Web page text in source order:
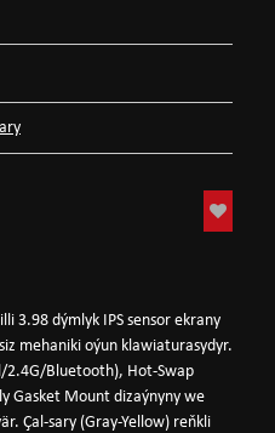
3.98 dýmlyk IPS sensor ekrany
mehaniki oýun klawiaturasydyr.
2.4G/Bluetooth), Hot-Swap
Gasket Mount dizaýnyny we
Çal-sary (Gray-Yellow) reňkli